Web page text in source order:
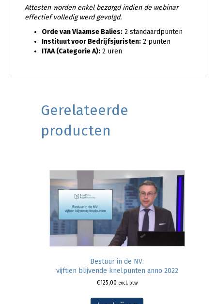
Attesten worden enkel bezorgd indien de webinar
effectief volledig werd gevolgd.
Orde van Vlaamse Balies: 2 standaardpunten
Instituut voor Bedrijfsjuristen: 2 punten
ITAA (Categorie A): 2 uren
Gerelateerde
producten
Bestuur in de NV:
vijftien blijvende knelpunten anno 2022
€125,00 excl. btw